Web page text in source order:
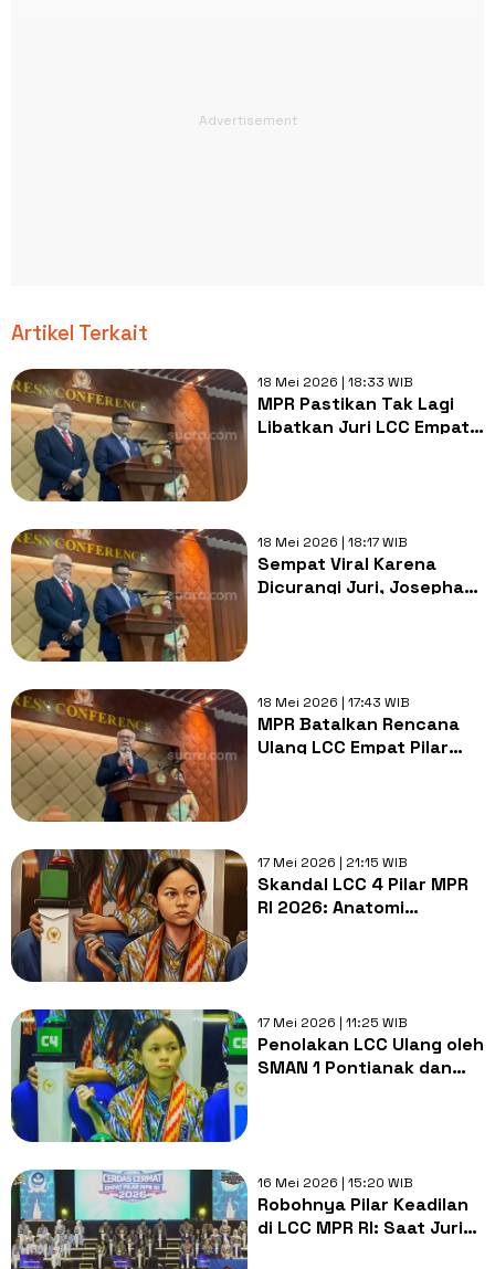
Artikel Terkait
18 Mei 2026 | 18:33 WIB
MPR Pastikan Tak Lagi
Libatkan Juri LCC Empat
18 Mei 2026 | 18:17 WIB
Sempat Viral Karena
Dicurangi Juri, Josepha
18 Mei 2026 | 17:43 WIB
MPR Batalkan Rencana
Ulang LCC Empat Pilar
17 Mei 2026 | 21:15 WIB
Skandal LCC 4 Pilar MPR
RI 2026: Anatomi
17 Mei 2026 | 11:25 WIB
Penolakan LCC Ulang oleh
SMAN 1 Pontianak dan
16 Mei 2026 | 15:20 WIB
Robohnya Pilar Keadilan
di LCC MPR RI: Saat Juri